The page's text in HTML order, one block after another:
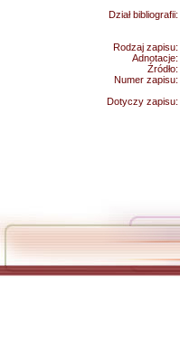
Dział bibliografii:
Rodzaj zapisu:
Adnotacje:
Źródło:
Numer zapisu:
Dotyczy zapisu: